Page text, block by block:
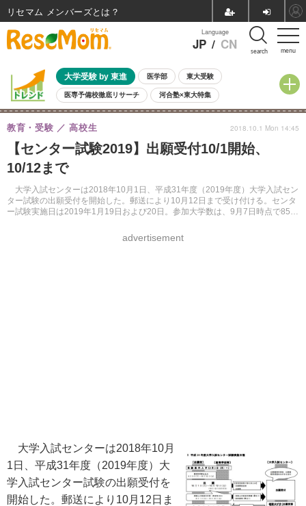
menu
Language
JP / CN search
大学受験 by 東進 医学部 東大受験
医専予備校徹底リサーチ 河合塾×東大特集
親子で考える大学選び 高校受験 中学受験 小学校受験
共通テスト 夏休み
8月開催イベント・WS 全国公立高校 過去問 人気記事
自由研究教材（小学生向け）
【センター試験2019】出願受付10/1開始、
10/12まで
大学入試センターは2018年10月1日、平成31年度（2019年度）大学入試セン
ター試験の出願受付を開始した。郵送により10月12日まで受け付ける。センタ
ー試験実施日は2019年1月19日および20日。参加大学数は、9月7日時点で855
教育・受験 高校生
advertisement
2018.10.1 Mon 14:45
大学入試センターは2018年10月
1日、平成31年度（2019年度）大
学入試センター試験の出願受付を
開始した。郵送により10月12日ま
リセマム メンバーズ